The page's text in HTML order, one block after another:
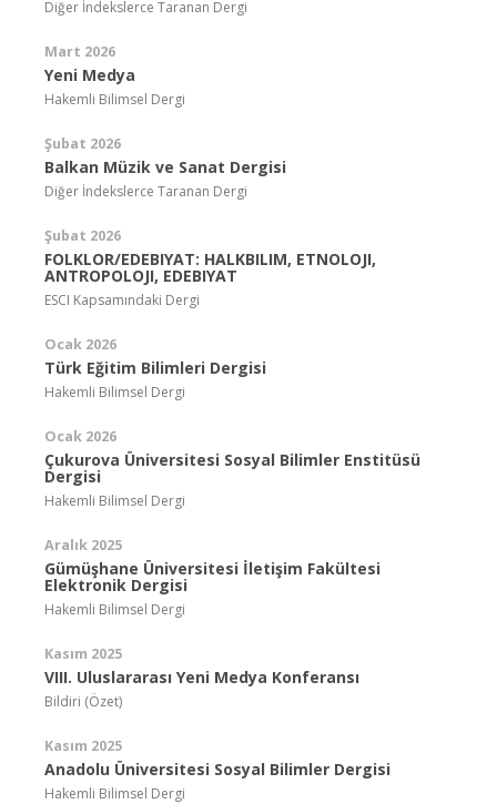
Diğer İndekslerce Taranan Dergi
Mart 2026
Yeni Medya
Hakemli Bilimsel Dergi
Şubat 2026
Balkan Müzik ve Sanat Dergisi
Diğer İndekslerce Taranan Dergi
Şubat 2026
FOLKLOR/EDEBIYAT: HALKBILIM, ETNOLOJI,
ANTROPOLOJI, EDEBIYAT
ESCI Kapsamındaki Dergi
Ocak 2026
Türk Eğitim Bilimleri Dergisi
Hakemli Bilimsel Dergi
Ocak 2026
Çukurova Üniversitesi Sosyal Bilimler Enstitüsü
Dergisi
Hakemli Bilimsel Dergi
Aralık 2025
Gümüşhane Üniversitesi İletişim Fakültesi
Elektronik Dergisi
Hakemli Bilimsel Dergi
Kasım 2025
VIII. Uluslararası Yeni Medya Konferansı
Bildiri (Özet)
Kasım 2025
Anadolu Üniversitesi Sosyal Bilimler Dergisi
Hakemli Bilimsel Dergi